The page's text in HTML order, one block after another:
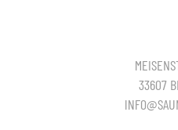
33607